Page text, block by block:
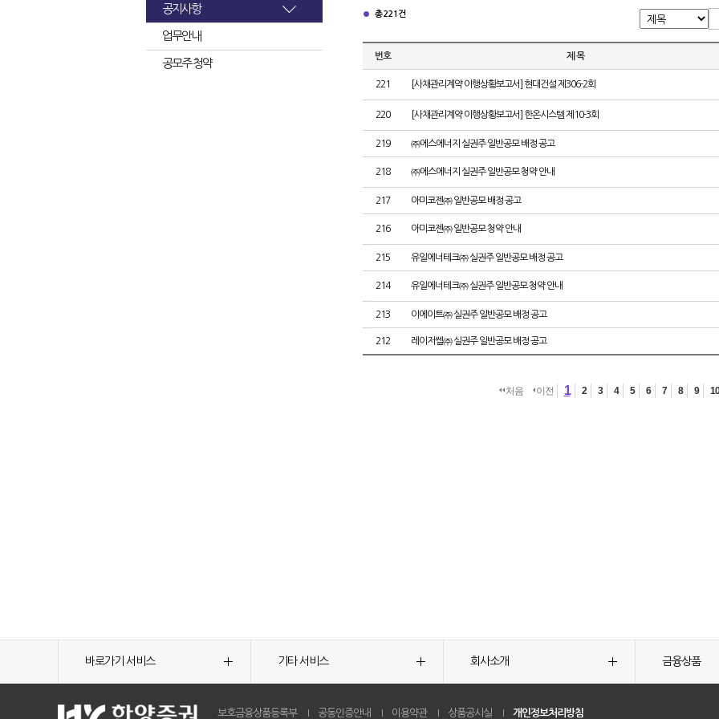
공지사항
업무안내
공모주 청약
총 221건
번호 제 목
221 [사채관리계약 이행상황보고서] 현대건설 제306-2회
220 [사채관리계약 이행상황보고서] 한온시스템 제10-3회
219 ㈜에스에너지 실권주 일반공모 배정 공고
218 ㈜에스에너지 실권주 일반공모 청약 안내
217 아미코젠㈜ 일반공모 배정 공고
216 아미코젠㈜ 일반공모 청약 안내
215 유일에너테크㈜ 실권주 일반공모 배정 공고
214 유일에너테크㈜ 실권주 일반공모 청약 안내
213 이에이트㈜ 실권주 일반공모 배정 공고
212 레이저쎌㈜ 실권주 일반공모 배정 공고
처음 이전 1 2 3 4 5 6 7 8 9 10
바로가기 서비스 기타 서비스 회사소개 금융상품
보호금융상품등록부 공동인증안내 이용약관 상품공시실 개인정보처리방침